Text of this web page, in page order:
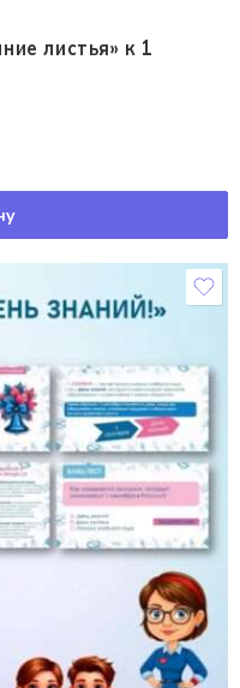
листья» к 1